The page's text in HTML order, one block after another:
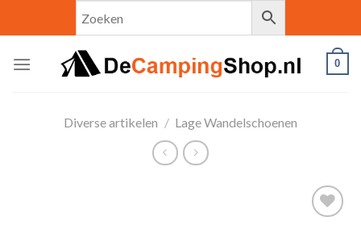
0
Diverse artikelen / Lage Wandelschoenen